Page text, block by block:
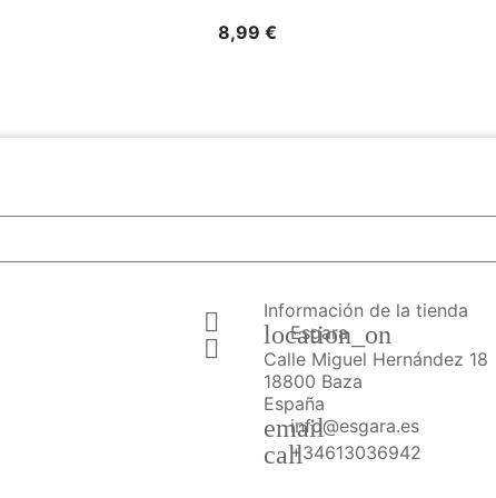
8,99 €Precio


Información de la tienda
location_on
Esgara
Calle Miguel Hernández 18
18800 Baza
España
email
info@esgara.es
call+34613036942